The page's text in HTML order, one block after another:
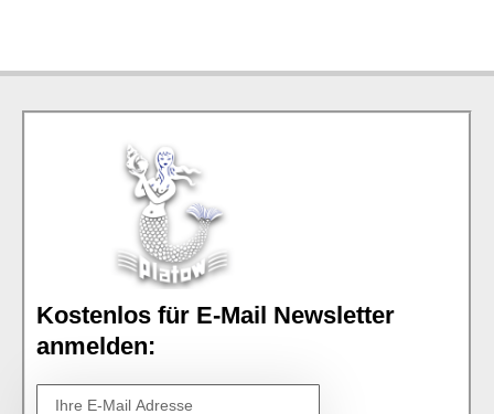
Kostenlos für E-Mail Newsletter
anmelden: